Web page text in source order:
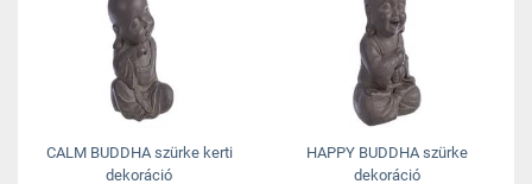
CALM BUDDHA szürke kerti
dekoráció
HAPPY BUDDHA szürke
dekoráció